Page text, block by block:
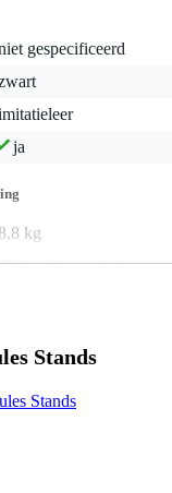
gespecificeerd
ja
8,8 kg
x 39,0 x 18,0 cm
direct te selecteren
Stands
Stands